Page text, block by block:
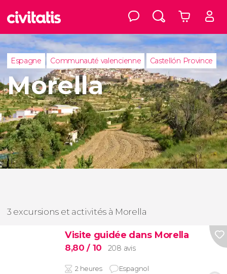
Espagne Communauté valencienne Castellón Province
Morella
3 excursions et activités à Morella
Visite guidée dans Morella
8,80/ 10 208 avis
2 heures Espagnol